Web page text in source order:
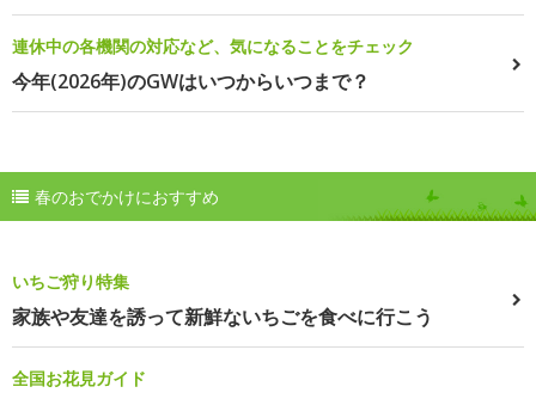
連休中の各機関の対応など、気になることをチェック
今年(2026年)のGWはいつからいつまで？
春のおでかけにおすすめ
いちご狩り特集
家族や友達を誘って新鮮ないちごを食べに行こう
全国お花見ガイド